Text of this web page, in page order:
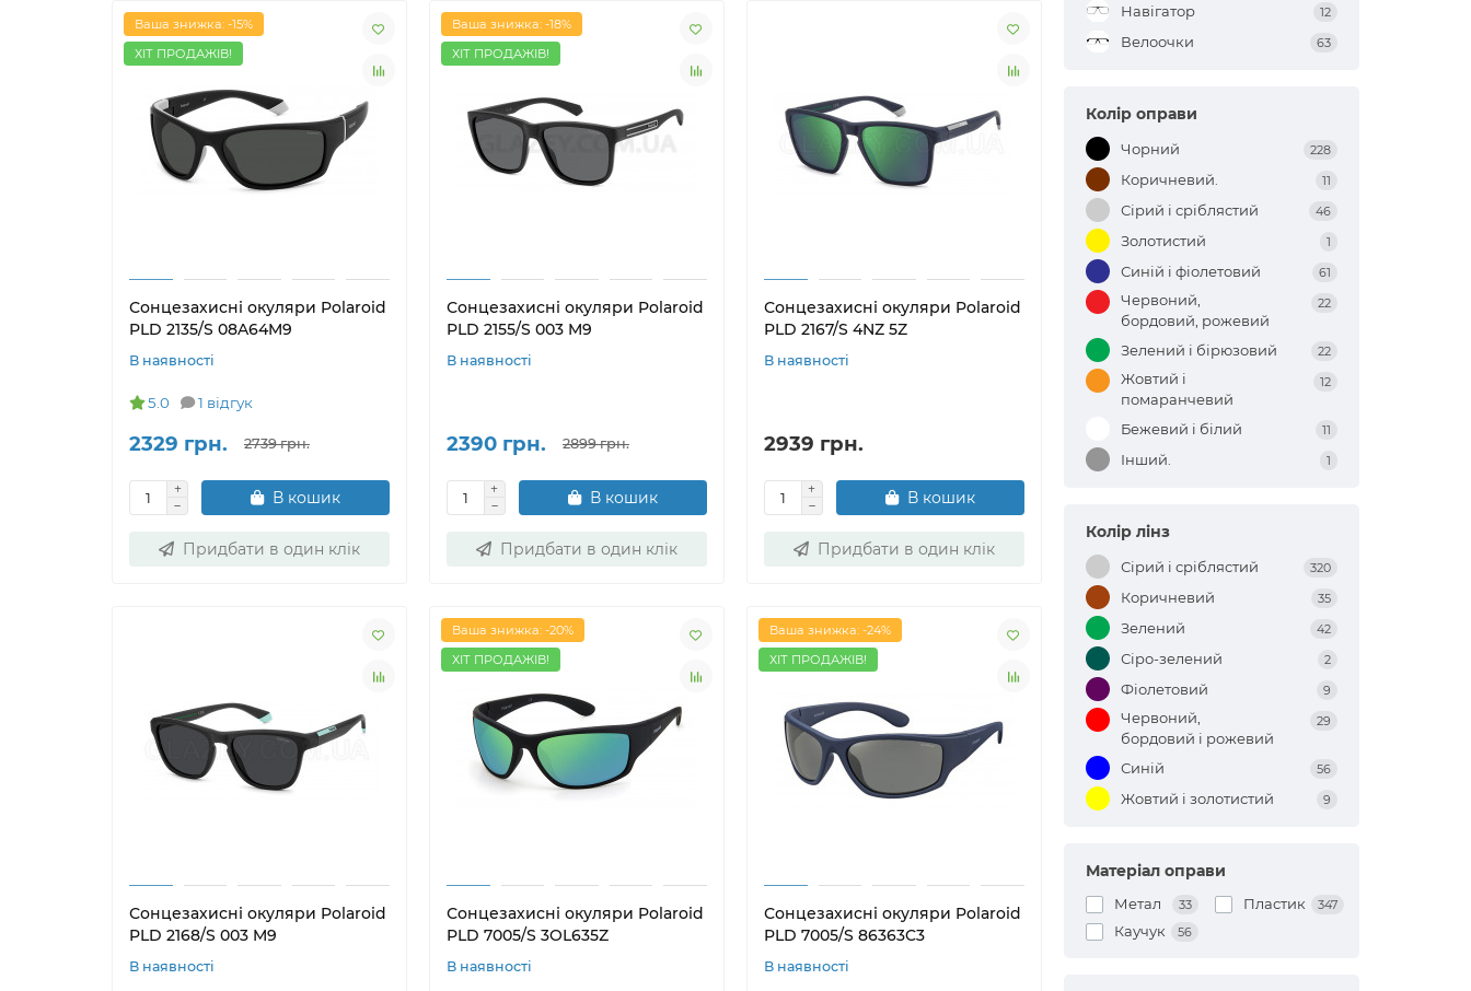
Ваша знижка: -15%
ХІТ ПРОДАЖІВ!
Сонцезахисні окуляри Polaroid
PLD 2135/S 08A64M9
В наявності
5.0 1 відгук
2329 грн. 2739 грн.
В кошик
Придбати в один клік
Ваша знижка: -18%
ХІТ ПРОДАЖІВ!
Сонцезахисні окуляри Polaroid
PLD 2155/S 003 M9
В наявності
2390 грн. 2899 грн.
В кошик
Придбати в один клік
Сонцезахисні окуляри Polaroid
PLD 2167/S 4NZ 5Z
В наявності
2939 грн.
В кошик
Придбати в один клік
Сонцезахисні окуляри Polaroid
PLD 2168/S 003 M9
В наявності
Ваша знижка: -20%
ХІТ ПРОДАЖІВ!
Сонцезахисні окуляри Polaroid
PLD 7005/S 3OL635Z
В наявності
Ваша знижка: -24%
ХІТ ПРОДАЖІВ!
Сонцезахисні окуляри Polaroid
PLD 7005/S 86363C3
В наявності
Навігатор 12
Велоочки 63
Колір оправи
Чорний 228
Коричневий. 11
Сірий і сріблястий 46
Золотистий 1
Синій і фіолетовий 61
Червоний,
бордовий, рожевий
22
Зелений і бірюзовий 22
Жовтий і
помаранчевий
12
Бежевий і білий 11
Інший. 1
Колір лінз
Сірий і сріблястий 320
Коричневий 35
Зелений 42
Сіро-зелений 2
Фіолетовий 9
Червоний,
бордовий і рожевий
29
Синій 56
Жовтий і золотистий 9
Матеріал оправи
Метал 33 Пластик 347
Каучук 56